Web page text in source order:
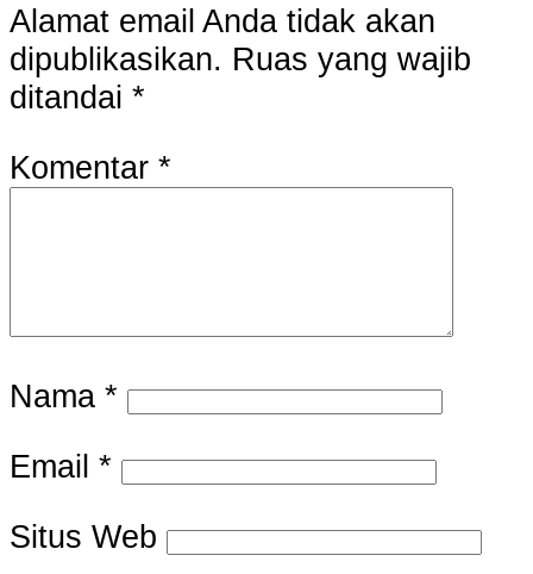
Alamat email Anda tidak akan
dipublikasikan. Ruas yang wajib
ditandai *
Komentar *
Nama *
Email *
Situs Web